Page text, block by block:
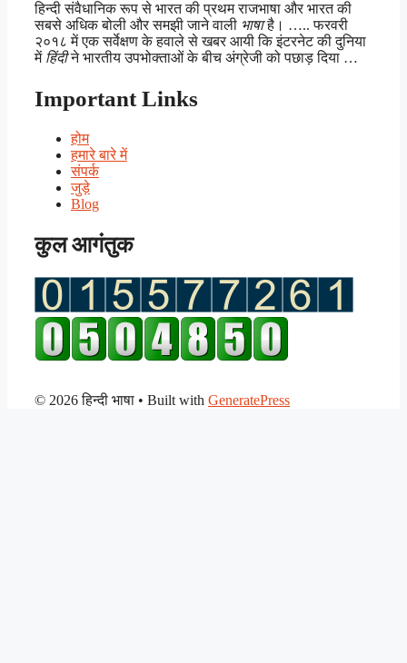
हिन्दी संवैधानिक रूप से भारत की प्रथम राजभाषा और भारत की
सबसे अधिक बोली और समझी जाने वाली भाषाहै। ….. फरवरी
२०१८ में एक सर्वेक्षण के हवाले से खबर आयी कि इंटरनेट की दुनिया
में हिंदीने भारतीय उपभोक्ताओं के बीच अंग्रेजी को पछाड़ दिया …
Important Links
होम
हमारे बारे में
संपर्क
जुड़े
Blog
कुल आगंतुक
© 2026 हिन्दी भाषा • Built with GeneratePress